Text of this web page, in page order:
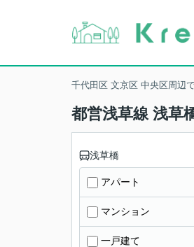
千代田区 文京区 中央区周辺
都営浅草線 浅草
浅草橋
アパート
マンション
一戸建て